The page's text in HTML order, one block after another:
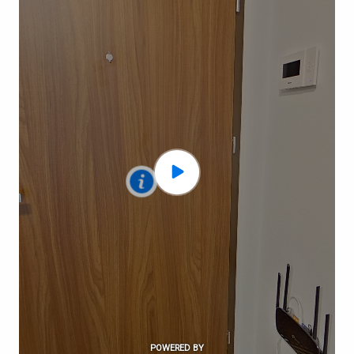
dotat cu aer condiționat atât în dormitor cat și în
este dotată cu plită electrică, cuptor
frigorifică și spații de depozitare pentru veselă;
dispune de pat dublu/matrimonial
cu noptiere, dulapuri, comodă, aer condiționat și
acces spre terasă;
este mobilat, are o canapea pentru
două persoane, măsuță de cafea, aer condiționat
este dotată cu cadă, mașină de spălat și
spații de depozitare;
spațioasă de 11mp cu acces din
Pentru a înțelege mai bine compartimentarea